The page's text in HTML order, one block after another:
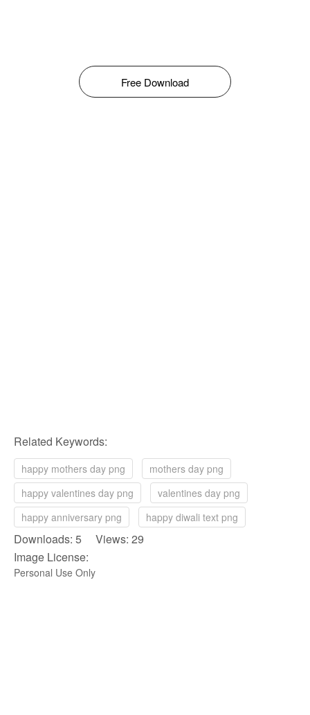
Free Download
Related Keywords:
happy mothers day png
mothers day png
happy valentines day png
valentines day png
happy anniversary png
happy diwali text png
Downloads: 5 Views: 29
Image License:
Personal Use Only